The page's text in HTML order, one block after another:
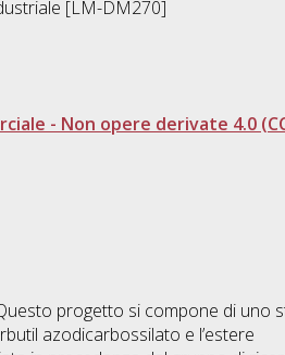
[LM-DM270]
- Non opere derivate 4.0
progetto si compone di uno
azodicarbossilato e l’estere